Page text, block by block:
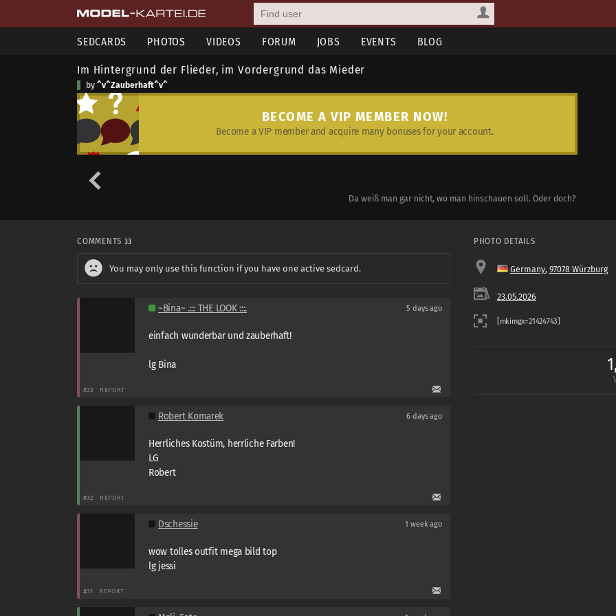
SEDCARDS PHOTOS VIDEOS FORUM JOBS EVENTS BLOG
Im Hintergrund der Flieder, im Vordergrund das Mieder
by ^v^Zauberhaft^v^
BECOME A VIP MEMBER NOW!
Become a VIP member and acquire many bonuses for your account.
Da weiß man gar nicht, wo man hinschauen soll. Oder doch?
COMMENTS 33
You may only use this function if you have one active sedcard.
~Bina~ .::: THE LOOK :::. 5 days ago
einfach wunderbar und zauberhaft!
lg Bina
#33 REPORT
Robert Komarek 6 days ago
Herrliches Kostüm, herrliche Farben!
LG
Robert
#32 REPORT
Dschessie 1 week ago
wow tolles outfit mega bild top
lg jessi
#31 REPORT
PHOTO DETAILS
Germany, 97078 Würzburg
23.05.2026